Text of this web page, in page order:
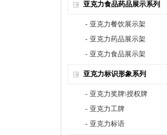
亚克力食品药品展示系列
- 亚克力餐饮展示架
- 亚克力药品展示架
- 亚克力食品展示架
亚克力标识形象系列
- 亚克力奖牌\授权牌
- 亚克力工牌
- 亚克力标语